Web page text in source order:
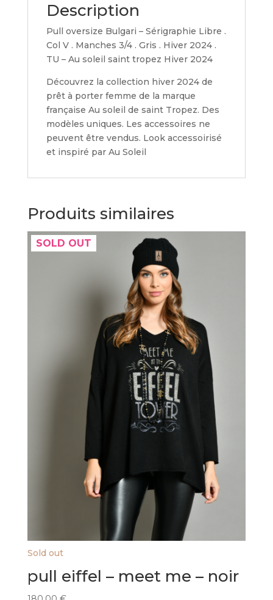
Description
Pull oversize Bulgari – Sérigraphie Libre .
Col V . Manches 3/4 . Gris . Hiver 2024 .
TU – Au soleil saint tropez Hiver 2024
Découvrez la collection hiver 2024 de
prêt à porter femme de la marque
française Au soleil de saint Tropez. Des
modèles uniques. Les accessoires ne
peuvent être vendus. Look accessoirisé
et inspiré par Au Soleil
Produits similaires
SOLD OUT
Sold out
pull eiffel – meet me – noir